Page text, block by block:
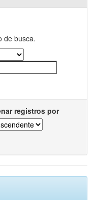
de busca.
registros por